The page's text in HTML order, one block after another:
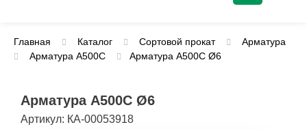
Главная Каталог Сортовой прокат
Арматура
Арматура А500С
Арматура А500С Ø6
Арматура А500С Ø6
Артикул: КА-00053918